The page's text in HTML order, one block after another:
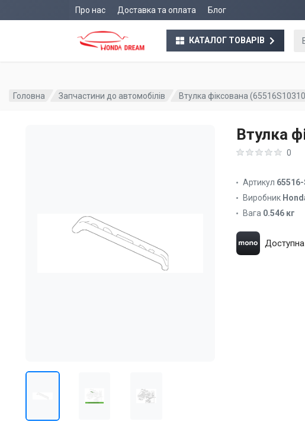
Про нас Доставка та оплата Блог
КАТАЛОГ ТОВАРІВ
Головна Запчастини до автомобілів Втулка фіксована
Втулка
0
Артикул
Виробник
Вага 0.546 кг
Доступна